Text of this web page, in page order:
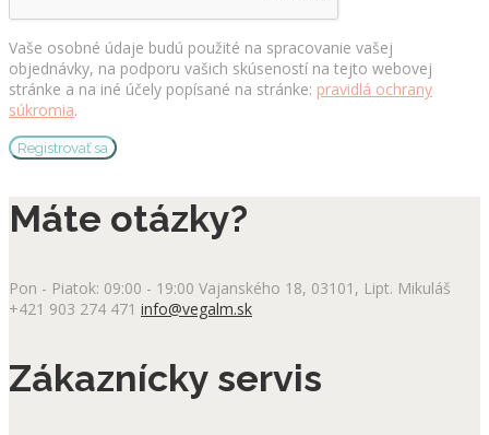
Vaše osobné údaje budú použité na spracovanie vašej
objednávky, na podporu vašich skúseností na tejto webovej
stránke a na iné účely popísané na stránke: pravidlá ochrany
súkromia.
Registrovať sa
Máte otázky?
Pon - Piatok: 09:00 - 19:00 Vajanského 18, 03101, Lipt. Mikuláš
+421 903 274 471 info@vegalm.sk
Zákaznícky servis